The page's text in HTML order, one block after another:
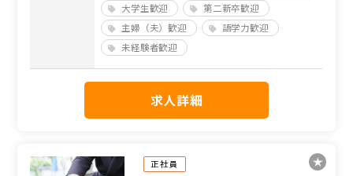
大学生歓迎
第二新卒歓迎
主婦（夫）歓迎
語学力歓迎
未経験者歓迎
求人詳細
正社員